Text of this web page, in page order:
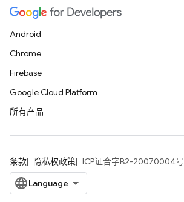
Android
Chrome
Firebase
Google Cloud Platform
所有产品
条款 隐私权政策 ICP证合字B2-20070004号